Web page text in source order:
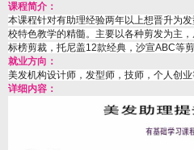
课程简介：
本课程针对有助理经验两年以上想晋升为
校特色教学的精髓。主要以各种剪发为主
标榜剪裁，托尼盖12款经典，沙宣ABC等剪
就业方向：
美发机构设计师，发型师，技师，个人创
详细内容：